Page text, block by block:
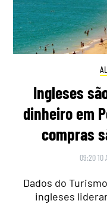
Ingleses
dinheiro em
compras
09:20 10
Dados do
ingleses